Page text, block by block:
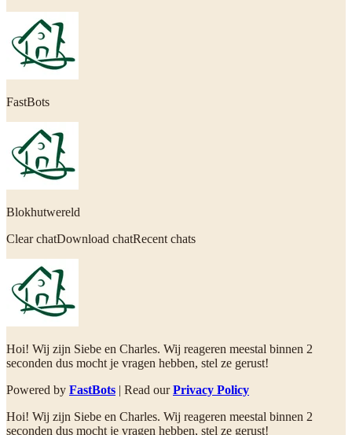
FastBots
Blokhutwereld
Clear chatDownload chatRecent chats
Hoi! Wij zijn Siebe en Charles. Wij reageren meestal binnen 2
seconden dus mocht je vragen hebben, stel ze gerust!
Powered by FastBots | Read ourPrivacy Policy
Hoi! Wij zijn Siebe en Charles. Wij reageren meestal binnen 2
seconden dus mocht je vragen hebben, stel ze gerust!